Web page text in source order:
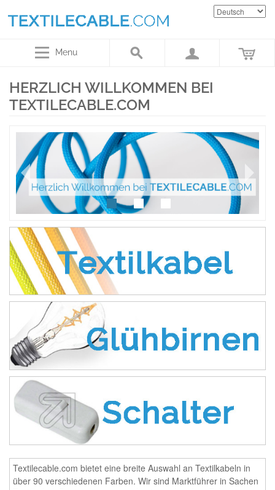
Menu
HERZLICH WILLKOMMEN BEI
TEXTILECABLE.COM
Textilecable.com bietet eine breite Auswahl an Textilkabeln in
über 90 verschiedenen Farben. Wir sind Marktführer in Sachen